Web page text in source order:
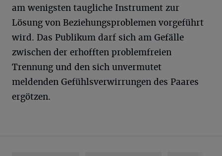
am wenigsten taugliche Instrument zur
Lösung von Beziehungsproblemen vorgeführt
wird. Das Publikum darf sich am Gefälle
zwischen der erhofften problemfreien
Trennung und den sich unvermutet
meldenden Gefühlsverwirrungen des Paares
ergötzen.